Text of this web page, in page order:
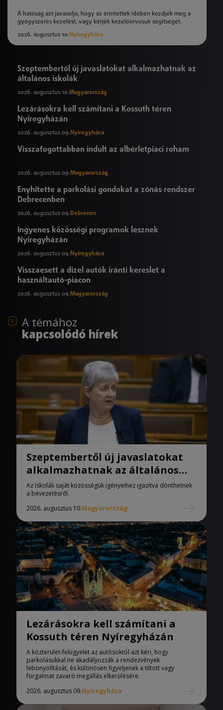
A hatóság azt javasolja, hogy az érintettek időben kezdjék meg a
gyógyszeres kezelést, vagy kérjék kezelőorvosuk segítségét.
2026. augusztus 10. Nyíregyháza
Szeptembertől új javaslatokat alkalmazhatnak az
általános iskolák
2026. augusztus 10.Magyarország
Lezárásokra kell számítani a Kossuth téren
Nyíregyházán
2026. augusztus 09. Nyíregyháza
Visszafogottabban indult az albérletpiaci roham
2026. augusztus 09.Magyarország
Enyhítette a parkolási gondokat a zónás rendszer
Debrecenben
2026. augusztus 09.Debrecen
Ingyenes közösségi programok lesznek
Nyíregyházán
2026. augusztus 09. Nyíregyháza
Visszaesett a dízel autók iránti kereslet a
használtautó-piacon
2026. augusztus 09.Magyarország
A témához
kapcsolódó hírek
Szeptembertől új javaslatokat
alkalmazhatnak az általános
iskolák
Az iskolák saját közösségük igényeihez igazítva dönthetnek
a bevezetésről.
2026. augusztus 10.Magyarország
Lezárásokra kell számítani a
Kossuth téren Nyíregyházán
A közterület-felügyelet az autósoktól azt kéri, hogy
parkolásukkal ne akadályozzák a rendezvények
lebonyolítását, és különösen figyeljenek a tiltott vagy
forgalmat zavaró megállás elkerülésére.
2026. augusztus 09.Nyíregyháza